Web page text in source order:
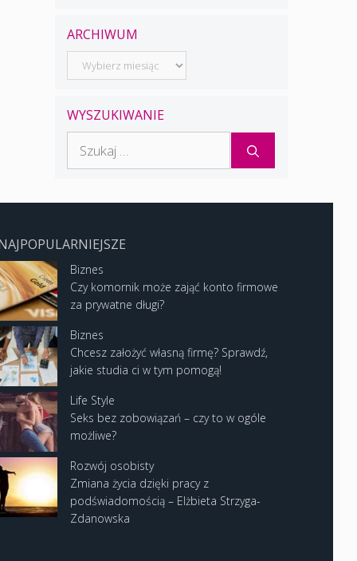
ARCHIWUM
Archiwum
WYSZUKIWANIE
Biznes
Czy komornik może zająć konto firmowe
za prywatne długi?
Biznes
Chcesz założyć własną firmę? Sprawdź,
jakie studia ci w tym pomogą!
Life Style
Seks bez zobowiązań – czy to w ogóle
możliwe?
Rozwój osobisty
Zmiana życia dzięki pracy z
podświadomością – Elżbieta Strzyga-
Zdanowska